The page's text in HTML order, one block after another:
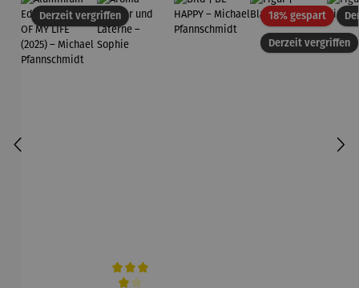
Derzeit vergriffen
Derzeit vergriffen
18% gespartRabatt